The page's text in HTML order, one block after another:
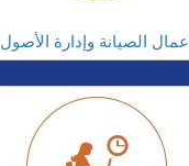
أعمال الصيانة وإدارة الأصول